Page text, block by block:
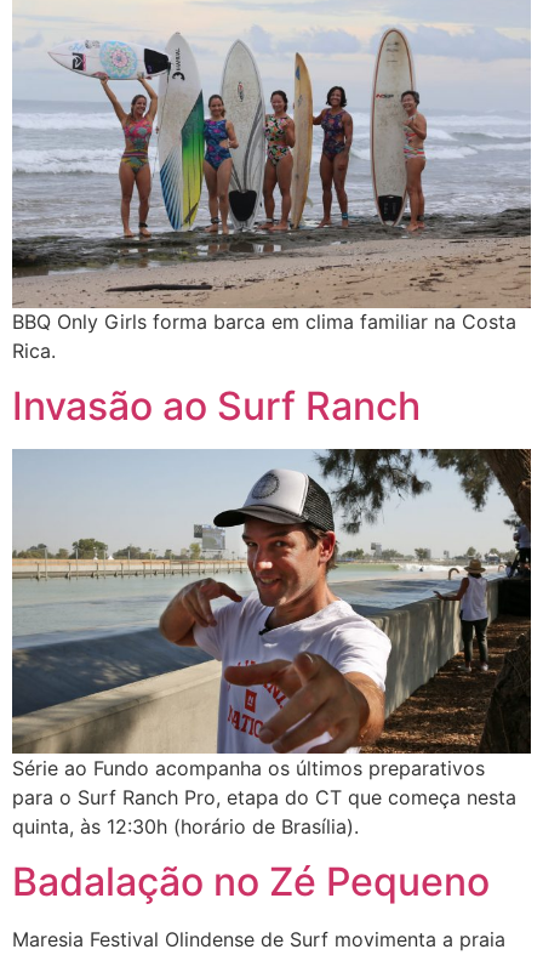
BBQ Only Girls forma barca em clima familiar na Costa
Rica.
Invasão ao Surf Ranch
Série ao Fundo acompanha os últimos preparativos
para o Surf Ranch Pro, etapa do CT que começa nesta
quinta, às 12:30h (horário de Brasília).
Badalação no Zé Pequeno
Maresia Festival Olindense de Surf movimenta a praia